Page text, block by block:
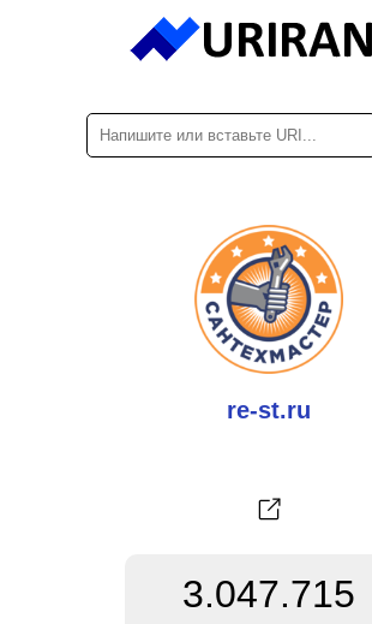
re-st.ru
3.047.715